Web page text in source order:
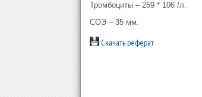
Тромбоциты – 259 * 106 /л.
СОЭ – 35 мм.
Скачать реферат